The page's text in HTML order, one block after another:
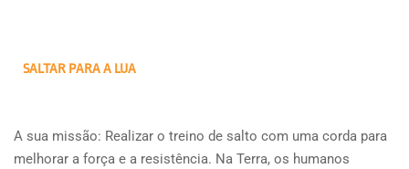
SALTAR PARA A LUA
A sua missão: Realizar o treino de salto com uma corda para
melhorar a força e a resistência. Na Terra, os humanos